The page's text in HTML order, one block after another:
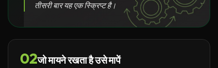
तीसरी बार यह एक स्क्रिप्ट है।
02जो मायने रखता है उसे मापें